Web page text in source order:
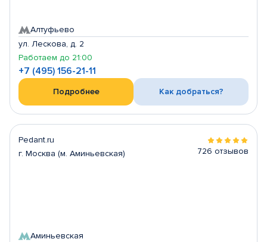
Алтуфьево
ул. Лескова, д. 2
Работаем до 21:00
+7 (495) 156-21-11
Подробнее Как добраться?
Pedant.ru
г. Москва (м. Аминьевская)
726 отзывов
Аминьевская